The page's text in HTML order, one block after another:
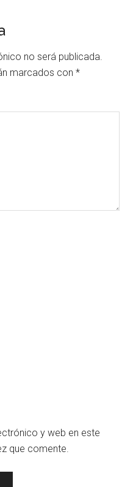
no será publicada.
marcados con*
y web en este
que comente.